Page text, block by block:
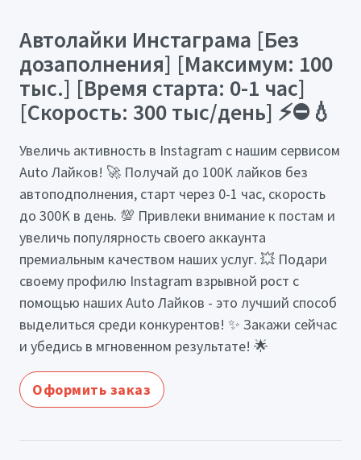
Автолайки Инстаграма [Без
дозаполнения] [Максимум: 100
тыс.] [Время старта: 0-1 час]
[Скорость: 300 тыс/день] ⚡⛔💧
Увеличь активность в Instagram с нашим сервисом
Auto Лайков! 🚀 Получай до 100K лайков без
автоподполнения, старт через 0-1 час, скорость
до 300K в день. 💯 Привлеки внимание к постам и
увеличь популярность своего аккаунта
премиальным качеством наших услуг. 💥 Подари
своему профилю Instagram взрывной рост с
помощью наших Auto Лайков - это лучший способ
выделиться среди конкурентов! ✨ Закажи сейчас
и убедись в мгновенном результате! 🌟
Оформить заказ